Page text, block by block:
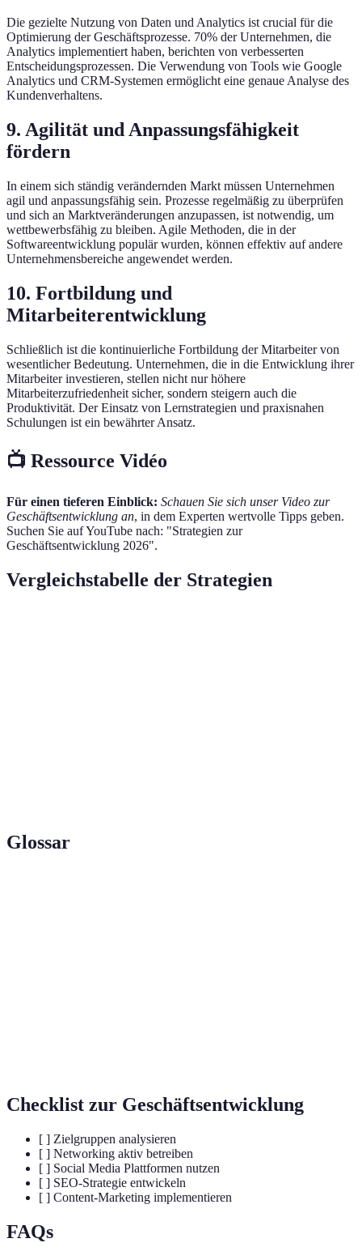
Die gezielte Nutzung von Daten und Analytics ist crucial für die
Optimierung der Geschäftsprozesse. 70% der Unternehmen, die
Analytics implementiert haben, berichten von verbesserten
Entscheidungsprozessen. Die Verwendung von Tools wie Google
Analytics und CRM-Systemen ermöglicht eine genaue Analyse des
Kundenverhaltens.
9. Agilität und Anpassungsfähigkeit
fördern
In einem sich ständig verändernden Markt müssen Unternehmen
agil und anpassungsfähig sein. Prozesse regelmäßig zu überprüfen
und sich an Marktveränderungen anzupassen, ist notwendig, um
wettbewerbsfähig zu bleiben. Agile Methoden, die in der
Softwareentwicklung populär wurden, können effektiv auf andere
Unternehmensbereiche angewendet werden.
10. Fortbildung und
Mitarbeiterentwicklung
Schließlich ist die kontinuierliche Fortbildung der Mitarbeiter von
wesentlicher Bedeutung. Unternehmen, die in die Entwicklung ihrer
Mitarbeiter investieren, stellen nicht nur höhere
Mitarbeiterzufriedenheit sicher, sondern steigern auch die
Produktivität. Der Einsatz von Lernstrategien und praxisnahen
Schulungen ist ein bewährter Ansatz.
📺 Ressource Vidéo
Für einen tieferen Einblick: Schauen Sie sich unser Video zur
Geschäftsentwicklung an, in dem Experten wertvolle Tipps geben.
Suchen Sie auf YouTube nach: "Strategien zur
Geschäftsentwicklung 2026".
Vergleichstabelle der Strategien
Glossar
Checklist zur Geschäftsentwicklung
[ ] Zielgruppen analysieren
[ ] Networking aktiv betreiben
[ ] Social Media Plattformen nutzen
[ ] SEO-Strategie entwickeln
[ ] Content-Marketing implementieren
FAQs